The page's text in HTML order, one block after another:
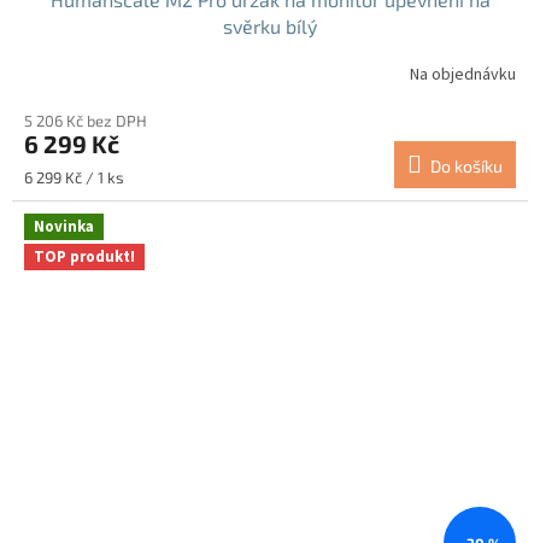
svěrku bílý
Na objednávku
5 206 Kč bez DPH
6 299 Kč
Měrná
cena:
6 299 Kč / 1 ks
Do košíku
Novinka
TOP produkt!